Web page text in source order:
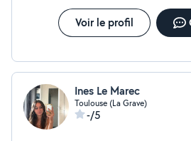
Voir le profil
Ines Le Marec
Toulouse (La Grave)
-/5